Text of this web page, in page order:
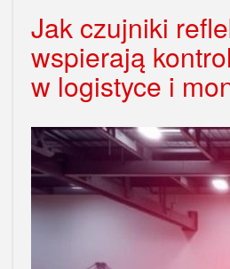
Jak czujniki
wspierają
w logistyce i